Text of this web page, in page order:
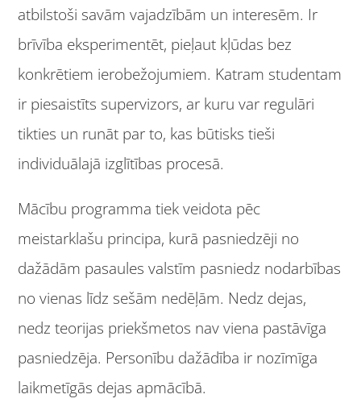
atbilstoši savām vajadzībām un interesēm. Ir
brīvība eksperimentēt, pieļaut kļūdas bez
konkrētiem ierobežojumiem. Katram studentam
ir piesaistīts supervizors, ar kuru var regulāri
tikties un runāt par to, kas būtisks tieši
individuālajā izglītības procesā.
Mācību programma tiek veidota pēc
meistarklašu principa, kurā pasniedzēji no
dažādām pasaules valstīm pasniedz nodarbības
no vienas līdz sešām nedēļām. Nedz dejas,
nedz teorijas priekšmetos nav viena pastāvīga
pasniedzēja. Personību dažādība ir nozīmīga
laikmetīgās dejas apmācībā.